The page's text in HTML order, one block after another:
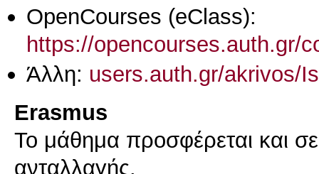
OpenCourses (eClass):
https://opencourses.auth.gr/
Άλλη: users.auth.gr/akrivos/
Erasmus
Το μάθημα προσφέρεται και
ανταλλαγής.